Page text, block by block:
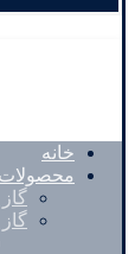
خانه
محصولات